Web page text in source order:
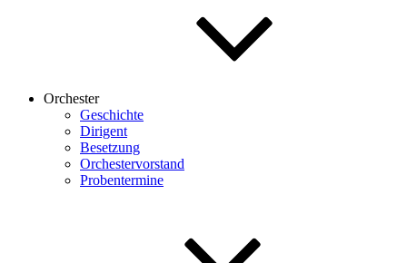
Orchester
Geschichte
Dirigent
Besetzung
Orchestervorstand
Probentermine